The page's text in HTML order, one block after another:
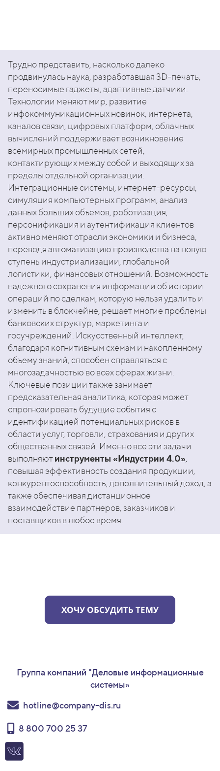
Трудно представить, насколько далеко
продвинулась наука, разработавшая 3D-печать,
переносимые гаджеты, адаптивные датчики.
Технологии меняют мир, развитие
инфокоммуникационных новинок, интернета,
каналов связи, цифровых платформ, облачных
вычислений поддерживает возникновение
всемирных промышленных сетей,
контактирующих между собой и выходящих за
пределы отдельной организации.
Интеграционные системы, интернет-ресурсы,
симуляция компьютерных программ, анализ
данных больших объемов, роботизация,
персонификация и аутентификация клиентов
активно меняют отрасли экономики и бизнеса,
переводя автоматизацию производства на новую
ступень индустриализации, глобальной
логистики, финансовых отношений. Возможность
надежного сохранения информации об истории
операций по сделкам, которую нельзя удалить и
изменить в блокчейне, решает многие проблемы
банковских структур, маркетинга и
госучреждений. Искусственный интеллект,
благодаря когнитивным схемам и накопленному
объему знаний, способен справляться с
многозадачностью во всех сферах жизни.
Ключевые позиции также занимает
предсказательная аналитика, которая может
спрогнозировать будущие события с
идентификацией потенциальных рисков в
области услуг, торговли, страхования и других
общественных связей. Именно все эти задачи
выполняютинструменты «Индустрии 4.0»
повышая эффективность создания продукции,
конкурентоспособность, дополнительный доход, а
также обеспечивая дистанционное
взаимодействие партнеров, заказчиков и
поставщиков в любое время.
ХОЧУ ОБСУДИТЬ ТЕМУ
Группа компаний "Деловые информационные
системы»
hotline@company-dis.ru
8 800 700 25 37